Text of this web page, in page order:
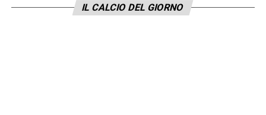
costituzione del nuovo campionato.
IL CALCIO DEL GIORNO